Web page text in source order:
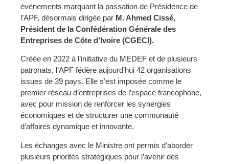
événements marquant la passation de Présidence de
l’APF, désormais dirigée par M. Ahmed Cissé,
Président de la Confédération Générale des
Entreprises de Côte d’Ivoire (CGECI).
Créée en 2022 à l’initiative du MEDEF et de plusieurs
patronats, l’APF fédère aujourd’hui 42 organisations
issues de 39 pays. Elle s’est imposée comme le
premier réseau d’entreprises de l’espace francophone,
avec pour mission de renforcer les synergies
économiques et de structurer une communauté
d’affaires dynamique et innovante.
Les échanges avec le Ministre ont permis d’aborder
plusieurs priorités stratégiques pour l’avenir des